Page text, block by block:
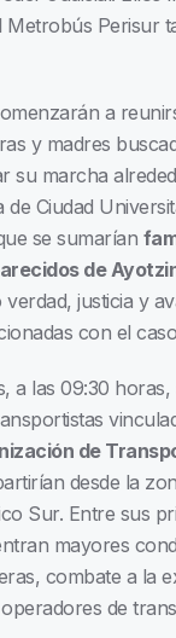
Perisur
a
y madres
su marcha
de Ciudad
se sumarían
de
justicia y
con el
a las 09:30 horas,
de
desde la
Sur. Entre sus
mayores
combate a la
de